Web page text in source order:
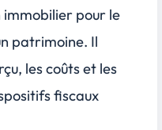
pour le
patrimoine. Il
les coûts et les
fiscaux